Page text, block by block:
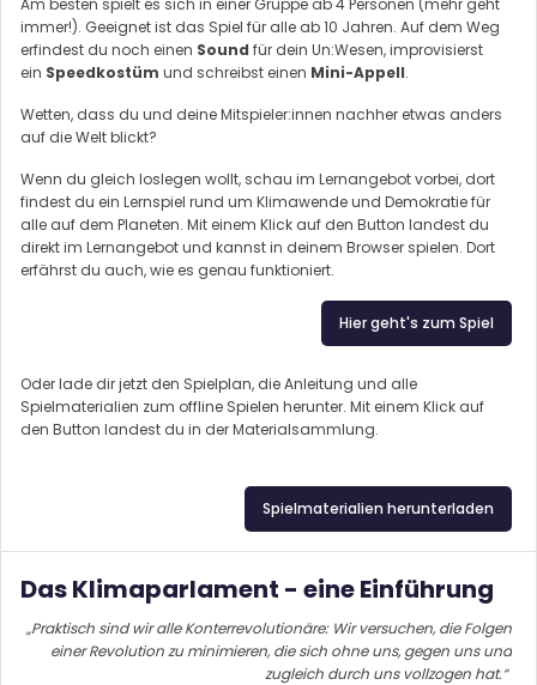
immer!). Geeignet ist das Spiel für alle ab 10 Jahren. Auf dem Weg
erfindest du noch einen Sound für dein Un:Wesen, improvisierst
ein Speedkostüm und schreibst einen Mini-Appell.
Wetten, dass du und deine Mitspieler:innen nachher etwas anders
auf die Welt blickt?
Wenn du gleich loslegen wollt, schau im Lernangebot vorbei, dort
findest du ein Lernspiel rund um Klimawende und Demokratie für
alle auf dem Planeten. Mit einem Klick auf den Button landest du
direkt im Lernangebot und kannst in deinem Browser spielen. Dort
erfährst du auch, wie es genau funktioniert.
Hier geht's zum Spiel
Oder lade dir jetzt den Spielplan, die Anleitung und alle
Spielmaterialien zum offline Spielen herunter. Mit einem Klick auf
den Button landest du in der Materialsammlung.
Spielmaterialien herunterladen
Das Klimaparlament - eine Einführung
„Praktisch sind wir alle Konterrevolutionäre: Wir versuchen, die Folgen
einer Revolution zu minimieren, die sich ohne uns, gegen uns und
zugleich durch uns vollzogen hat.“